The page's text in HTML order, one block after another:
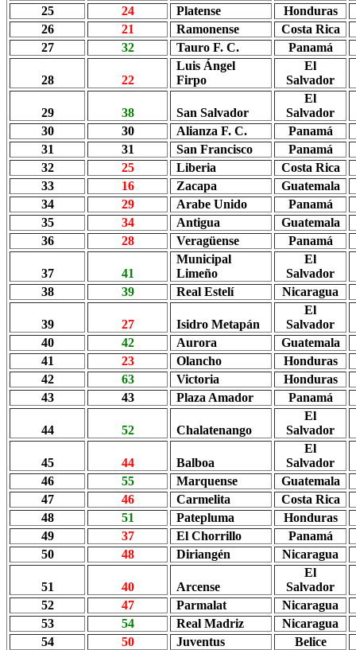
25
24 Platense
Honduras
26
21 Ramonense
Costa Rica
27
32 Tauro F. C. Panamá
28 22
Luis Ángel
Firpo
El
Salvador
29 38 San Salvador
El
Salvador
30
30 Alianza F. C.
Panamá
31
31 San Francisco
Panamá
32
25 Liberia
Costa Rica
33
16 Zacapa
Guatemala
34
29 Arabe Unido
Panamá
35
34 Antigua
Guatemala
36
28 Veragüense Panamá
37 41
Municipal
Limeño
El
Salvador
38
39 Real Estelí Nicaragua
39 27 Isidro Metapán
El
Salvador
40
42 Aurora
Guatemala
41
23 Olancho
Honduras
42
63 Victoria
Honduras
43
43 Plaza Amador Panamá
44 52 Chalatenango
El
Salvador
45 44 Balboa
El
Salvador
46
55 Marquense
Guatemala
47
46 Carmelita
Costa Rica
48
51 Patepluma
Honduras
49
37 El Chorrillo
Panamá
50
48 Diriangén Nicaragua
51 40 Arcense
El
Salvador
52
47 Parmalat
Nicaragua
53
54 Real Madriz
Nicaragua
54
50 Juventus
Belice